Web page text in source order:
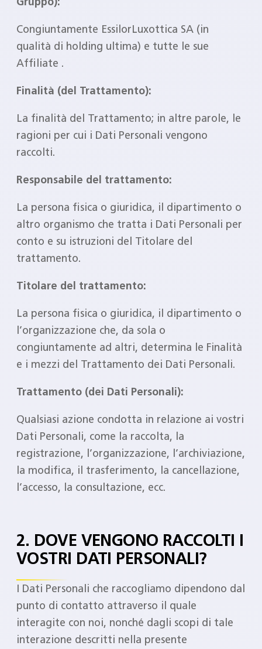
Congiuntamente EssilorLuxottica SA (in
qualità di holding ultima) e tutte le sue
Affiliate .
Finalità (del Trattamento):
La finalità del Trattamento; in altre parole, le
ragioni per cui i Dati Personali vengono
raccolti.
Responsabile del trattamento:
La persona fisica o giuridica, il dipartimento o
altro organismo che tratta i Dati Personali per
conto e su istruzioni del Titolare del
trattamento.
Titolare del trattamento:
La persona fisica o giuridica, il dipartimento o
l’organizzazione che, da sola o
congiuntamente ad altri, determina le Finalità
e i mezzi del Trattamento dei Dati Personali.
Trattamento (dei Dati Personali):
Qualsiasi azione condotta in relazione ai vostri
Dati Personali, come la raccolta, la
registrazione, l’organizzazione, l’archiviazione,
la modifica, il trasferimento, la cancellazione,
l’accesso, la consultazione, ecc.
2. DOVE VENGONO RACCOLTI I
VOSTRI DATI PERSONALI?
I Dati Personali che raccogliamo dipendono dal
punto di contatto attraverso il quale
interagite con noi, nonché dagli scopi di tale
interazione descritti nella presente